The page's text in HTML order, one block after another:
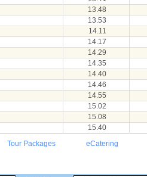
13.48
13.53
14.11
14.17
14.29
14.35
14.40
14.46
14.55
15.02
15.08
15.40
Tour Packages eCatering